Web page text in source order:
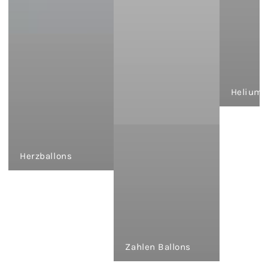
Herzballons
Zahlen Ballons